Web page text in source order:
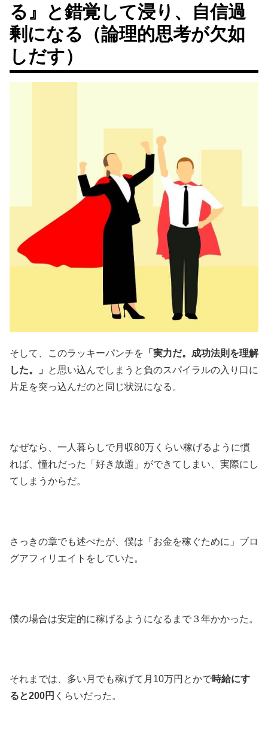
る』と錯覚して浸り、自信過
剰になる（論理的思考が欠如
しだす）
そして、このラッキーパンチを 「実力だ。成功法則を理解
した。」
と思い込んでしまうと負のスパイラルの入り口に
片足を突っ込んだのと同じ状況になる。
なぜなら、一人暮らしで月収80万くらい稼げるように慣
れば、憧れだった「好き放題」ができてしまい、実際にし
てしまうからだ。
さっきの章でも述べたが、僕は「お金を稼ぐために」ブロ
グアフィリエイトをしていた。
僕の場合は安定的に稼げるようになるまで３年かかった。
それまでは、多い月でも稼げて月10万円とかで時給にす
ると200円 くらいだった。